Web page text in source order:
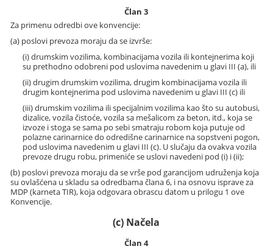
Član 3
Za primenu odredbi ove konvencije:
(a) poslovi prevoza moraju da se izvrše:
(i) drumskim vozilima, kombinacijama vozila ili kontejnerima koji
su prethodno odobreni pod uslovima navedenim u glavi III (a), ili
(ii) drugim drumskim vozilima, drugim kombinacijama vozila ili
drugim kontejnerima pod uslovima navedenim u glavi III (c) ili
(iii) drumskim vozilima ili specijalnim vozilima kao što su autobusi,
dizalice, vozila čistoće, vozila sa mešalicom za beton, itd., koja se
izvoze i stoga se sama po sebi smatraju robom koja putuje od
polazne carinarnice do odredišne carinarnice na sopstveni pogon,
pod uslovima navedenim u glavi III (c). U slučaju da ovakva vozila
prevoze drugu robu, primeniće se uslovi navedeni pod (i) i (ii);
(b) poslovi prevoza moraju da se vrše pod garancijom udruženja koja
su ovlašćena u skladu sa odredbama člana 6, i na osnovu isprave za
MDP (karneta TIR), koja odgovara obrascu datom u prilogu 1 ove
Konvencije.
(c) Načela
Član 4